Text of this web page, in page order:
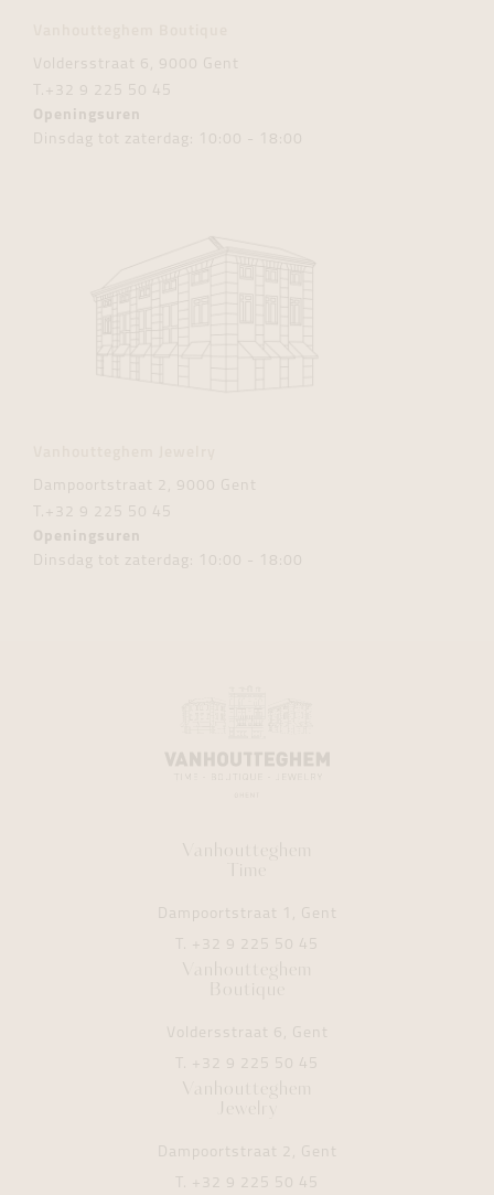
Voldersstraat 6, 9000 Gent
T. +32 9 225 50 45
Openingsuren
Dinsdag tot zaterdag: 10:00 - 18:00
Dampoortstraat 2, 9000 Gent
T. +32 9 225 50 45
Openingsuren
Dinsdag tot zaterdag: 10:00 - 18:00
Vanhoutteghem
Time
Dampoortstraat 1, Gent
T. +32 9 225 50 45
Vanhoutteghem
Boutique
Voldersstraat 6, Gent
T. +32 9 225 50 45
Vanhoutteghem
Jewelry
Dampoortstraat 2, Gent
T. +32 9 225 50 45